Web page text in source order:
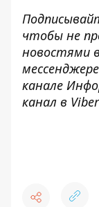
чтобы не
новостями
канале
канал в